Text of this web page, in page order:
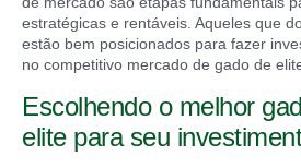
estratégicas e rentáveis. Aqueles que
estão bem posicionados para fazer
no competitivo mercado de gado de
Escolhendo o melhor
elite para seu